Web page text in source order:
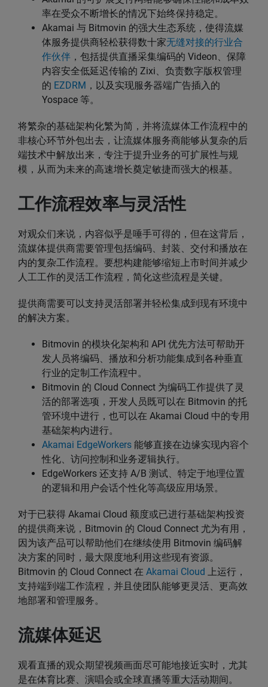
率在受众不断增长的情况下始终保持稳定。
Akamai 与 Bitmovin 的强大生态系统，使得流媒
体服务提供商轻松获得数十家无缝对接的行业合
作伙伴 ，包括提供直播采集编码的 Videon、保障
内容安全低延迟传输的 Zixi、负责数字版权管理
的 EZDRM ，以及实现服务器端广告插入的
Yospace 等。
将繁杂的基础架构化繁为简，并将流媒体工作流程中的
非核心环节外包出去，让流媒体服务商能够从复杂的后
端技术中解放出来，专注于提升业务的可扩展性与规
模，从而为未来的高速增长奠定敏捷而强大的根基。
工作流程效率与灵活性
对观众们来说，内容似乎是唾手可得的，但在这背后，
流媒体提供商需要管理包括编码、封装、交付和播放在
内的复杂工作流程。要想构建能够缩短上市时间并减少
人工工作的灵活工作流程，简化这些流程是关键。
提供商需要可以支持灵活部署并轻松集成到现有环境中
的解决方案。
Bitmovin 的模块化架构和 API 优先方法可帮助开
发人员将编码、播放和分析功能集成到各种垂直
行业的定制工作流程中。
Bitmovin 的 Cloud Connect 为编码工作提供了灵
活的部署选项，开发人员既可以在 Bitmovin 的托
管环境中进行，也可以在 Akamai Cloud 中的专用
基础架构内进行。
Akamai EdgeWorkers 能够直接在边缘实现内容个
性化、访问控制和业务逻辑执行。
EdgeWorkers 还支持 A/B 测试、特定于地理位置
的逻辑和用户会话个性化等高级应用场景。
对于已获得 Akamai Cloud 额度或已进行基础架构投资
的提供商来说，Bitmovin 的 Cloud Connect 尤为有用，
因为该产品可以帮助他们在继续使用 Bitmovin 编码解
决方案的同时，最大限度地利用这些现有资源。
Bitmovin 的 Cloud Connect 在 Akamai Cloud 上运行，
支持端到端工作流程，并且使团队能够更灵活、更高效
地部署和管理服务。
流媒体延迟
观看直播的观众期望视频画面尽可能地接近实时，尤其
是在体育比赛、演唱会或全球直播等重大活动期间。